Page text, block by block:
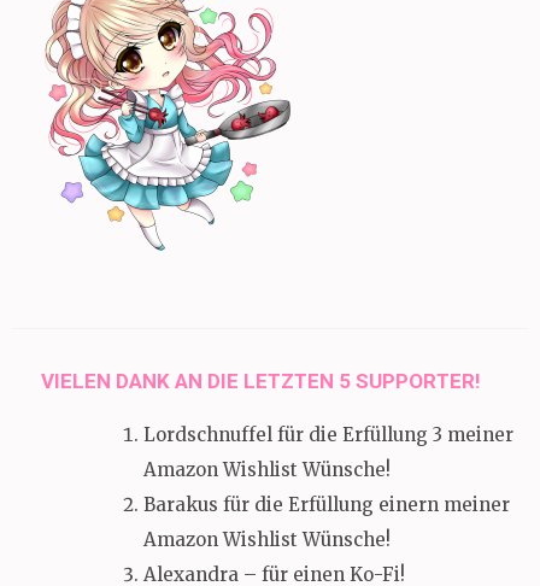
VIELEN DANK AN DIE LETZTEN 5 SUPPORTER!
Lordschnuffel für die Erfüllung 3 meiner
Amazon Wishlist Wünsche!
Barakus für die Erfüllung einern meiner
Amazon Wishlist Wünsche!
Alexandra – für einen Ko-Fi!